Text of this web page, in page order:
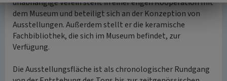
unabhängige Verein steht in einer engen Kooperation mit
dem Museum und beteiligt sich an der Konzeption von
Ausstellungen. Außerdem stellt er die keramische
Fachbibliothek, die sich im Museum befindet, zur
Verfügung.
Die Ausstellungsfläche ist als chronologischer Rundgang